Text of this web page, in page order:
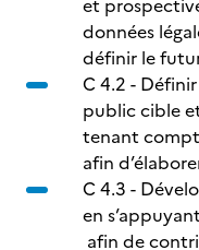
et
données
définir le
C 4.2 -
public cible
tenant
afin
C 4.3 -
en
afin de